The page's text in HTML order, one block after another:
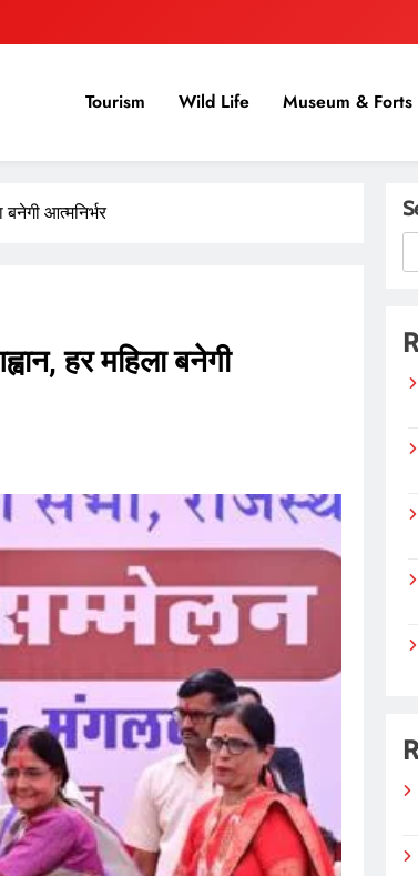
Tourism Wild Life Museum & Forts
आत्मनिर्भर
हर महिला बनेगी